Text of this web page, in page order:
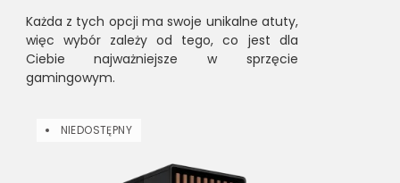
Każda z tych opcji ma swoje unikalne atuty,
więc wybór zależy od tego, co jest dla
Ciebie najważniejsze w sprzęcie
gamingowym.
NIEDOSTĘPNY